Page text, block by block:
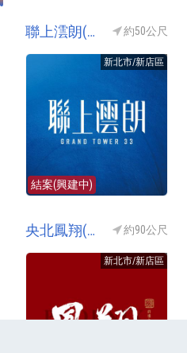
聯上澐朗(聯上雲朗) 約50公尺
新北市/新店區
結案(興建中)
央北鳳翔(興遠鳳翔) 約90公尺
新北市/新店區